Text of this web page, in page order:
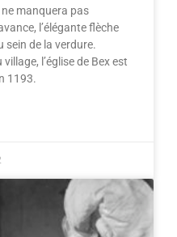
manquera pas
l’élégante flèche
sein de la verdure.
l’église de Bex est
1193.